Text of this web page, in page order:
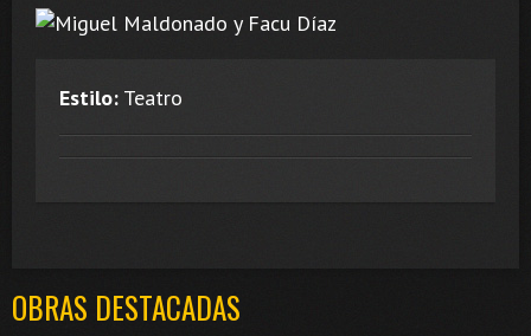
Estilo: Teatro
OBRAS DESTACADAS